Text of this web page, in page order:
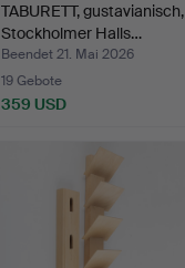
TABURETT, gustavianisch,
Stockholmer Halls…
Beendet 21. Mai 2026
19 Gebote
359 USD